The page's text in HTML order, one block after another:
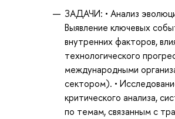
ЗАДАЧИ: • Анализ
Выявление ключевых
внутренних факторов,
технологического
международными
сектором). •
критического анализа,
по темам, связанным с